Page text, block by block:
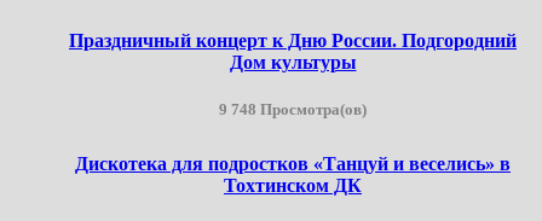
Праздничный концерт к Дню России. Подгородний
Дом культуры
9 748 Просмотра(ов)
Дискотека для подростков «Танцуй и веселись» в
Тохтинском ДК